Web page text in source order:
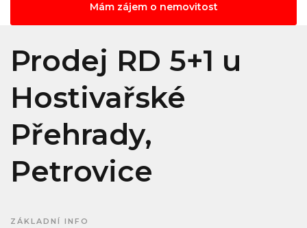
Mám zájem o nemovitost
Prodej RD 5+1 u
Hostivařské
Přehrady,
Petrovice
ZÁKLADNÍ INFO